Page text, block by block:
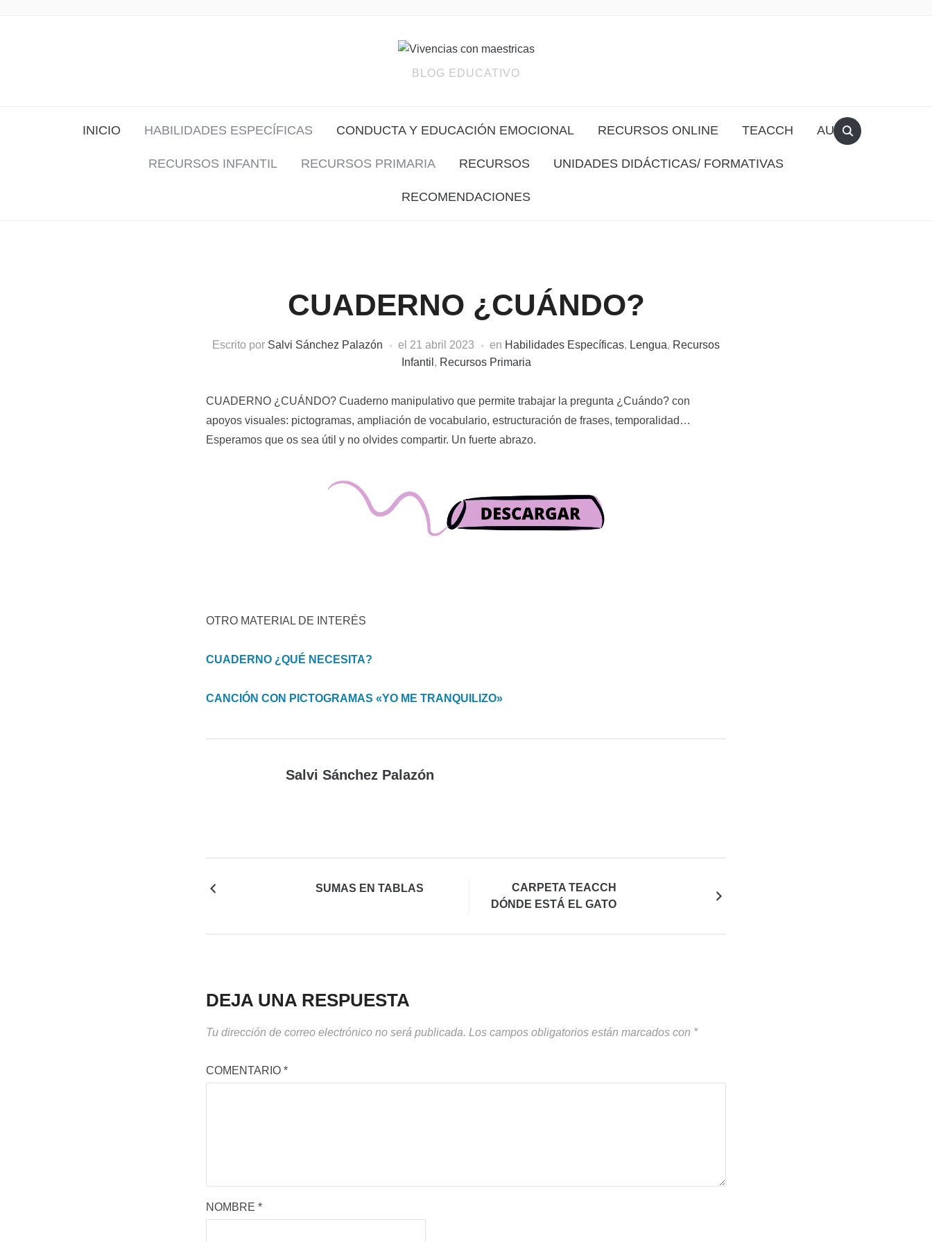
BLOG EDUCATIVO
INICIO HABILIDADES ESPECÍFICAS CONDUCTA Y EDUCACIÓN EMOCIONAL RECURSOS ONLINE TEACCH AULA
RECURSOS INFANTIL RECURSOS PRIMARIA RECURSOS UNIDADES DIDÁCTICAS/ FORMATIVAS
RECOMENDACIONES
CUADERNO ¿CUÁNDO?
Escrito por Salvi Sánchez Palazón el 21 abril 2023 en Habilidades Específicas, Lengua, Recursos
Infantil , Recursos Primaria
CUADERNO ¿CUÁNDO? Cuaderno manipulativo que permite trabajar la pregunta ¿Cuándo? con
apoyos visuales: pictogramas, ampliación de vocabulario, estructuración de frases, temporalidad…
Esperamos que os sea útil y no olvides compartir. Un fuerte abrazo.
OTRO MATERIAL DE INTERÉS
CUADERNO ¿QUÉ NECESITA?
CANCIÓN CON PICTOGRAMAS «YO ME TRANQUILIZO»
Salvi Sánchez Palazón
SUMAS EN TABLAS
CARPETA TEACCH
DÓNDE ESTÁ EL GATO
DEJA UNA RESPUESTA
Tu dirección de correo electrónico no será publicada. Los campos obligatorios están marcados con *
COMENTARIO *
NOMBRE *